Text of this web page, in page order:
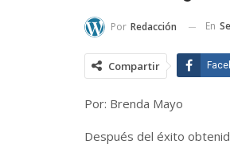
Por Redacción En
Compartir
Por: Brenda Mayo
Después del éxito